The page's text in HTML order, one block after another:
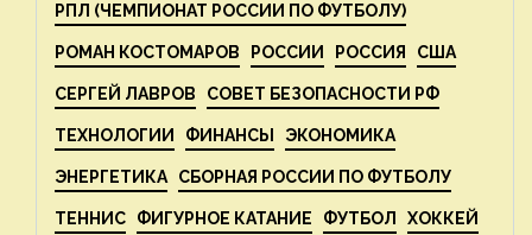
РПЛ (ЧЕМПИОНАТ РОССИИ ПО ФУТБОЛУ)
РОМАН КОСТОМАРОВ РОССИИ РОССИЯ США
СЕРГЕЙ ЛАВРОВ СОВЕТ БЕЗОПАСНОСТИ РФ
ТЕХНОЛОГИИ ФИНАНСЫ ЭКОНОМИКА
ЭНЕРГЕТИКА СБОРНАЯ РОССИИ ПО ФУТБОЛУ
ТЕННИС ФИГУРНОЕ КАТАНИЕ ФУТБОЛ ХОККЕЙ